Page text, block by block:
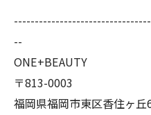
--
ONE+BEAUTY
〒813-0003
福岡県福岡市東区香住ヶ丘